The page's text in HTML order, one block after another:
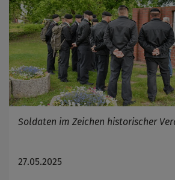
Soldaten im Zeichen historischer
27.05.2025